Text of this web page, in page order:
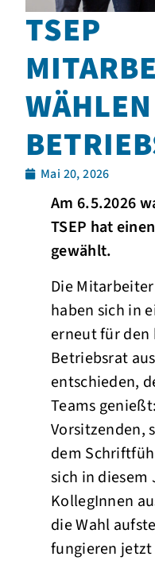
TSEP
Mai 20, 2026
Am 6.5.2026
TSEP hat
gewählt.
Die
haben sich in
erneut für den
Betriebsrat
entschieden,
Teams
Vorsitzenden,
dem
sich in diesem
KollegInnen
die Wahl
fungieren